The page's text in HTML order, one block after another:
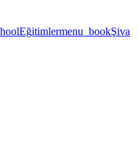
Eğitimlermenu_bookŞiva